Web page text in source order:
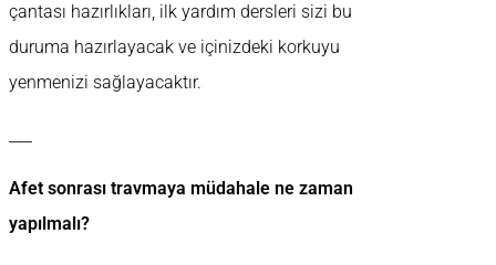
çantası hazırlıkları, ilk yardım dersleri sizi bu
duruma hazırlayacak ve içinizdeki korkuyu
yenmenizi sağlayacaktır.
Afet sonrası travmaya müdahale ne zaman
yapılmalı?